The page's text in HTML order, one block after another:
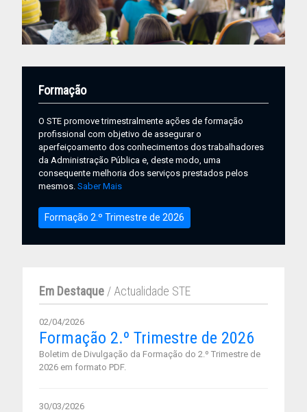
Formação
O STE promove trimestralmente ações de formação
profissional com objetivo de assegurar o
aperfeiçoamento dos conhecimentos dos trabalhadores
da Administração Pública e, deste modo, uma
consequente melhoria dos serviços prestados pelos
mesmos. Saber Mais
Formação 2.º Trimestre de 2026
Em Destaque / Actualidade STE
02/04/2026
Formação 2.º Trimestre de 2026
Boletim de Divulgação da Formação do 2.º Trimestre de
2026 em formato PDF.
30/03/2026